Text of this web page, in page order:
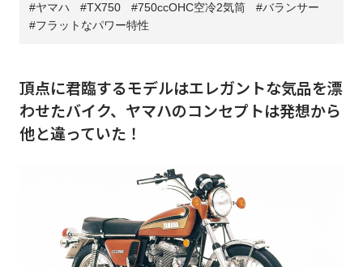
ヤマハ TX750 750ccOHC空冷2気筒
バランサー
フラットなパワー特性
頂点に君臨するモデルはエレガントな気品を漂
わせたバイク、ヤマハのコンセプトは発想から
他と違っていた！